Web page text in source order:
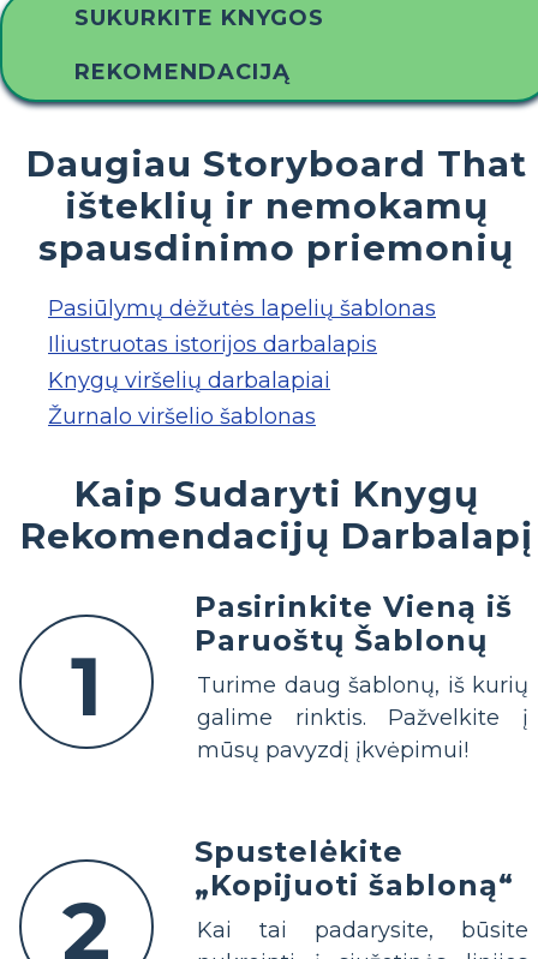
SUKURKITE KNYGOS
REKOMENDACIJĄ
Daugiau Storyboard That
išteklių ir nemokamų
spausdinimo priemonių
Pasiūlymų dėžutės lapelių šablonas
Iliustruotas istorijos darbalapis
Knygų viršelių darbalapiai
Žurnalo viršelio šablonas
Kaip Sudaryti Knygų
Rekomendacijų Darbalapį
1
Pasirinkite Vieną iš
Paruoštų Šablonų
Turime daug šablonų, iš kurių
galime rinktis. Pažvelkite į
mūsų pavyzdį įkvėpimui!
2
Spustelėkite
„Kopijuoti šabloną“
Kai tai padarysite, būsite